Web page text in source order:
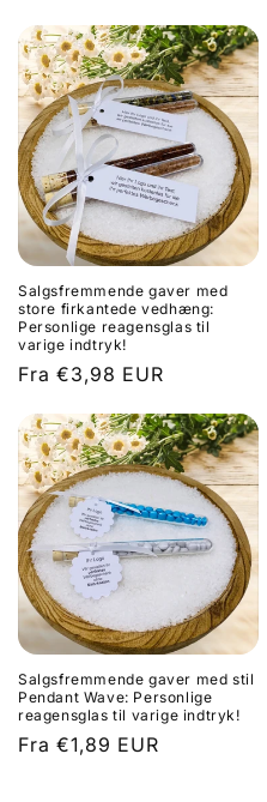
Salgsfremmende gaver med
store firkantede vedhæng:
Personlige reagensglas til
varige indtryk!
Normalpris
Fra €3,98 EUR
Salgsfremmende gaver med stil
Pendant Wave: Personlige
reagensglas til varige indtryk!
Normalpris
Fra €1,89 EUR